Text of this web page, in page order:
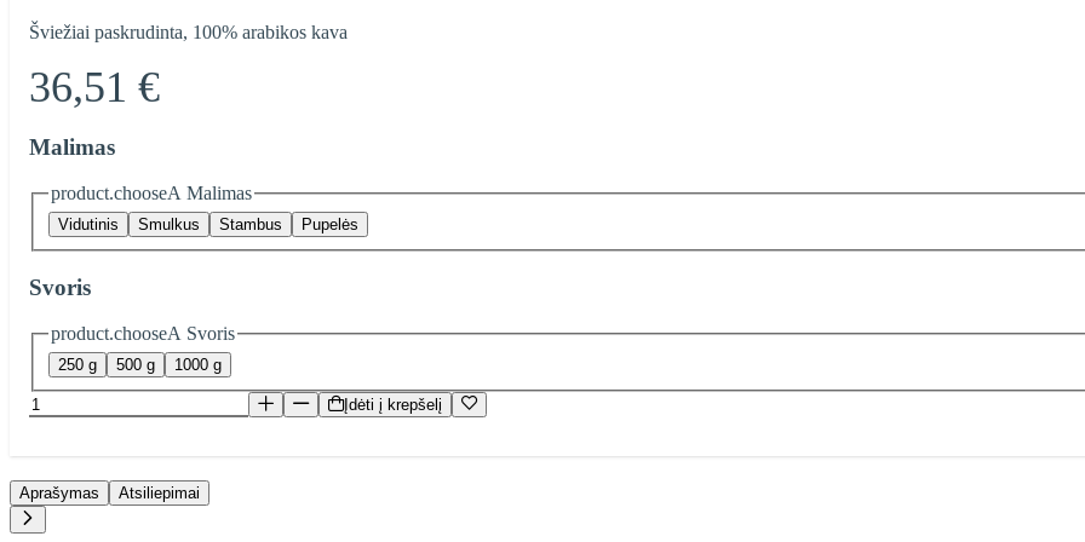
Šviežiai paskrudinta, 100% arabikos kava
36,51 €
Malimas
product.chooseA Malimas
Vidutinis Smulkus Stambus Pupelės
Svoris
product.chooseA Svoris
250 g 500 g 1000 g
Įdėti į krepšelį
Aprašymas Atsiliepimai